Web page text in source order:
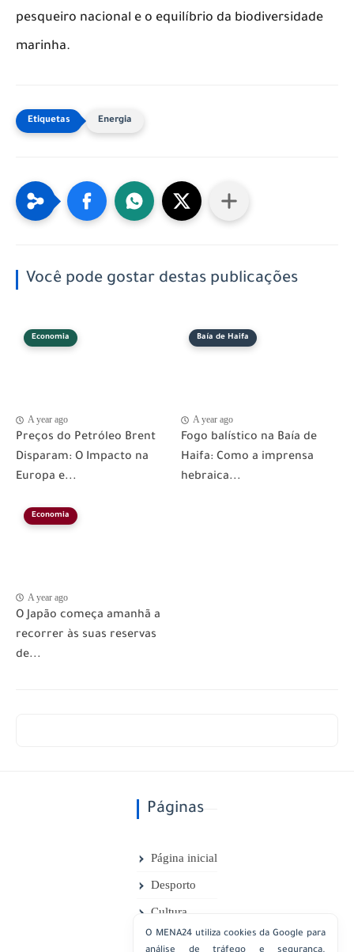
pesqueiro nacional e o equilíbrio da biodiversidade
marinha.
Energia
Você pode gostar destas publicações
Economia
A year ago
Preços do Petróleo Brent
Disparam: O Impacto na
Europa e...
Baía de Haifa
A year ago
Fogo balístico na Baía de
Haifa: Como a imprensa
hebraica...
Economia
A year ago
O Japão começa amanhã a
recorrer às suas reservas
de...
Páginas
Página inicial
Desporto
Cultura
Desporto
O MENA24 utiliza cookies da Google para